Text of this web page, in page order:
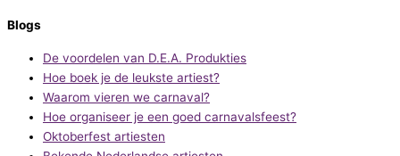
Blogs
De voordelen van D.E.A. Produkties
Hoe boek je de leukste artiest?
Waarom vieren we carnaval?
Hoe organiseer je een goed carnavalsfeest?
Oktoberfest artiesten